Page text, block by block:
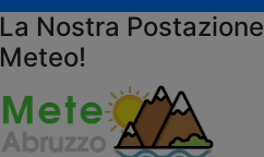
La Nostra Postazione
Meteo!